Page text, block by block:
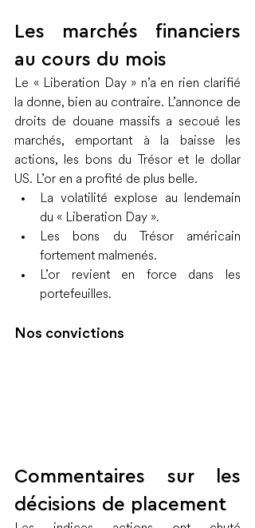
Les marchés financiers
au cours du mois
Le « Liberation Day » n’a en rien clarifié
la donne, bien au contraire. L’annonce de
droits de douane massifs a secoué les
marchés, emportant à la baisse les
actions, les bons du Trésor et le dollar
US. L’or en a profité de plus belle.
La volatilité explose au lendemain
du « Liberation Day ».
Les bons du Trésor américain
fortement malmenés.
L’or revient en force dans les
portefeuilles.
Nos convictions
Commentaires sur les
décisions de placement